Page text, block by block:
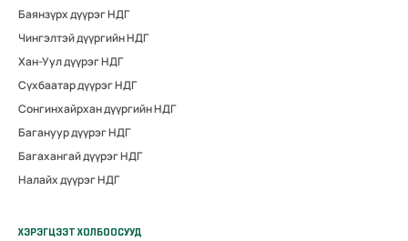
Баянзүрх дүүрэг НДГ
Чингэлтэй дүүргийн НДГ
Хан-Уул дүүрэг НДГ
Сүхбаатар дүүрэг НДГ
Сонгинхайрхан дүүргийн НДГ
Багануур дүүрэг НДГ
Багахангай дүүрэг НДГ
Налайх дүүрэг НДГ
ХЭРЭГЦЭЭТ ХОЛБООСУУД